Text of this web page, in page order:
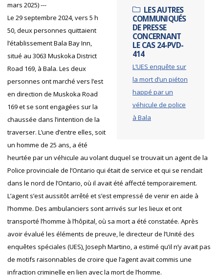
LES AUTRES
COMMUNIQUÉS
DE PRESSE
CONCERNANT
LE CAS 24-PVD-
414
L’UES enquête sur
la mort d’un piéton
happé par un
véhicule de police
à Bala
mars 2025) ---
Le 29 septembre 2024, vers 5 h
50, deux personnes quittaient
l’établissement Bala Bay Inn,
situé au 3063 Muskoka District
Road 169, à Bala. Les deux
personnes ont marché vers l’est
en direction de Muskoka Road
169 et se sont engagées sur la
chaussée dans l’intention de la
traverser. L’une d’entre elles, soit
un homme de 25 ans, a été
heurtée par un véhicule au volant duquel se trouvait un agent de la
Police provinciale de l’Ontario qui était de service et qui se rendait
dans le nord de l’Ontario, où il avait été affecté temporairement.
L’agent s’est aussitôt arrêté et s’est empressé de venir en aide à
l’homme. Des ambulanciers sont arrivés sur les lieux et ont
transporté l’homme à l’hôpital, où sa mort a été constatée. Après
avoir évalué les éléments de preuve, le directeur de l’Unité des
enquêtes spéciales (UES), Joseph Martino, a estimé qu’il n’y avait pas
de motifs raisonnables de croire que l’agent avait commis une
infraction criminelle en lien avec la mort de l’homme.